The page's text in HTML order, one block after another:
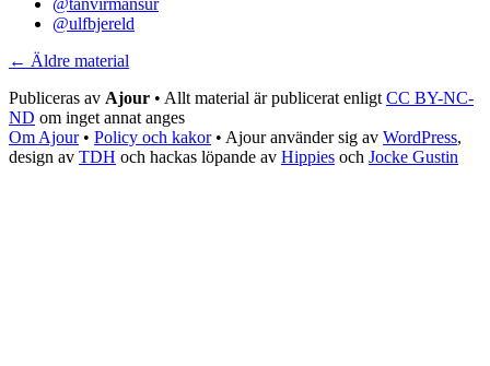
@tanvirmansur
@ulfbjereld
← Äldre material
Publiceras av Ajour • Allt material är publicerat enligt CC BY-NC-
ND om inget annat anges
Om Ajour• Policy och kakor• Ajour använder sig av WordPress,
design av TDH och hackas löpande av Hippies och Jocke Gustin